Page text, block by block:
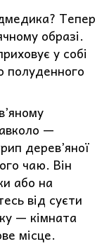
Тепер
образі.
у собі
полуденного
—
дерев’яної
чаю. Він
або на
від суєти
— кімната
місце.